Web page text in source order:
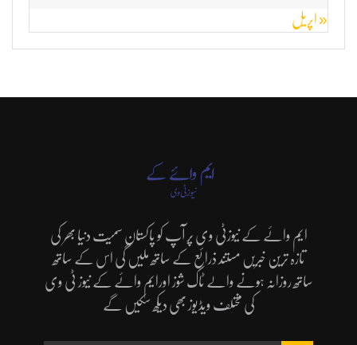
« اپریل
ایم وائے کے نیوزٹی وی پر آپ کو پاکستان سمیت دنیا بھر کی
تازہ ترین خبریں مستند ذرائع کے ساتھ ملیں گی اس کے ساتھ
ساتھ روزانہ ہونے والے ٹاک شوز اورایم وائے کے نیوز ٹی وی
کی مختلف ویڈیوز بھی دیکھ سکیں گے